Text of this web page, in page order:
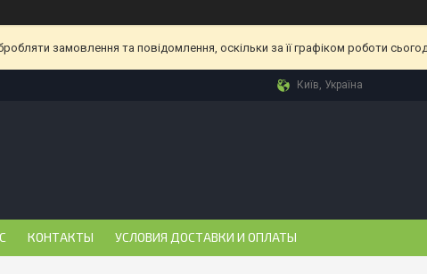
замовлення та повідомлення, оскільки за її графіком роботи
Київ, Україна
КОНТАКТЫ УСЛОВИЯ ДОСТАВКИ И ОПЛАТЫ